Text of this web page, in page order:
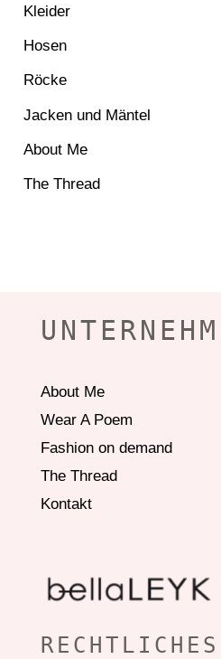
Kleider
Hosen
Röcke
Jacken und Mäntel
About Me
The Thread
About Me
Wear A Poem
Fashion on demand
The Thread
Kontakt
RECHTLICHES